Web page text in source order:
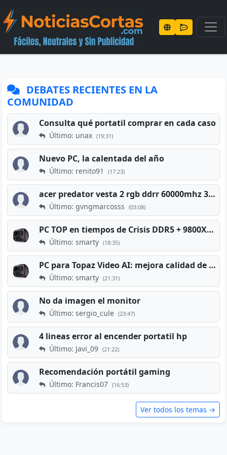
DEBATES RECIENTES EN LA
COMUNIDAD
Consulta qué portatil comprar en cada caso
Último: unax (19:31)
Nuevo PC, la calentada del año
Último: renito91 (17:23)
acer predator vesta 2 rgb ddrr 60000mhz 32gb x2 16gb
Último: gvngmarcosss (03:08)
PC TOP en tiempos de Crisis DDR5 + 9800X3D + RTX 5080 [2026][2400€]
Último: smarty (18:35)
PC para Topaz Video AI: mejora calidad de vídeos viejos
Último: smarty (21:31)
No da imagen el monitor
Último: sergio_cule (23:47)
4 lineas error al encender portatil hp
Último: Javi_09 (21:22)
Recomendación portátil gaming
Último: Francis07 (16:53)
Ver todos los temas →